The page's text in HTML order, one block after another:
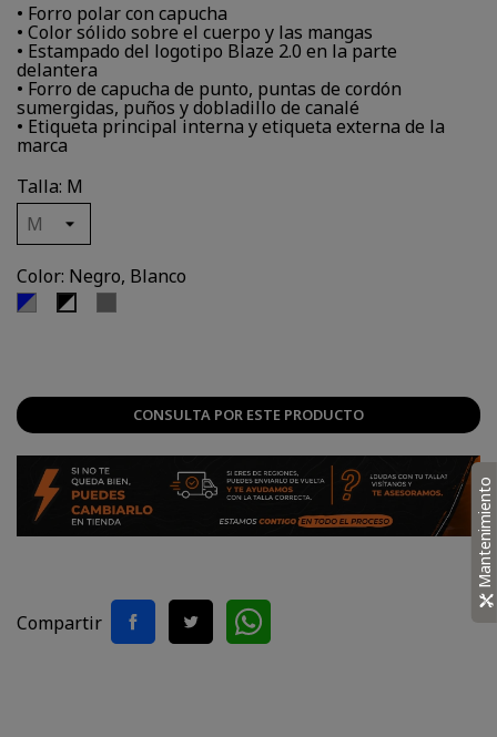
• Forro polar con capucha
• Color sólido sobre el cuerpo y las mangas
• Estampado del logotipo Blaze 2.0 en la parte
delantera
• Forro de capucha de punto, puntas de cordón
sumergidas, puños y dobladillo de canalé
• Etiqueta principal interna y etiqueta externa de la
marca
Talla: M
Color: Negro, Blanco
Azul, Negro,
CONSULTA POR ESTE PRODUCTO
Compartir
Mantenimiento